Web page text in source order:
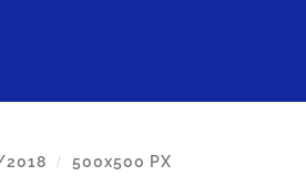
/ 500x500 PX